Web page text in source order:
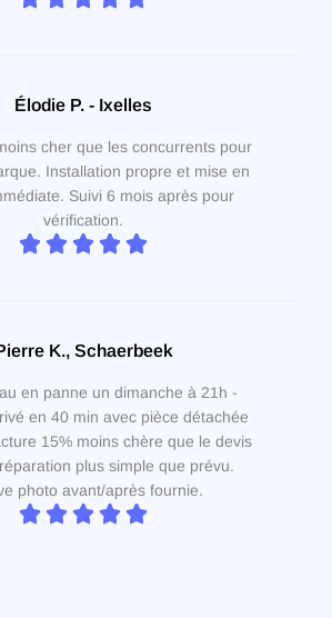
Élodie P. - Ixelles
cher que les concurrents pour
Installation propre et mise en
Suivi 6 mois après pour
vérification.
K., Schaerbeek
en panne un dimanche à 21h -
en 40 min avec pièce détachée
15% moins chère que le devis
plus simple que prévu.
photo avant/après fournie.